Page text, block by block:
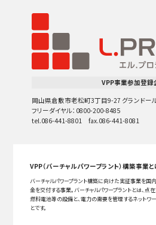
VPP事業参加登録
岡山県倉敷市老松町3丁目9-27 グランドー
フリーダイヤル：0800-200-8485
tel.086-441-8801 fax.086-441-8081
VPP（バーチャルパワープラント）構築事業と
バーチャルパワープラント構築に向けた実証事業を国
金を交付する事業。バーチャルパワープラントとは、点
燃料電池等の設備と、電力の需要を管理するネットワ
とです。